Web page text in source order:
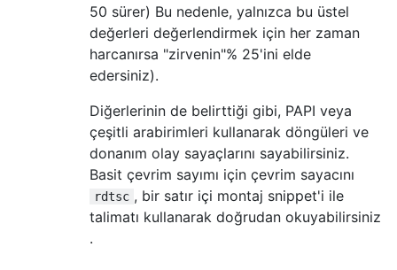
50 sürer) Bu nedenle, yalnızca bu üstel
değerleri değerlendirmek için her zaman
harcanırsa "zirvenin"% 25'ini elde
edersiniz).
Diğerlerinin de belirttiği gibi, PAPI veya
çeşitli arabirimleri kullanarak döngüleri ve
donanım olay sayaçlarını sayabilirsiniz.
Basit çevrim sayımı için çevrim sayacını
rdtsc , bir satır içi montaj snippet'i ile
talimatı kullanarak doğrudan okuyabilirsiniz
.